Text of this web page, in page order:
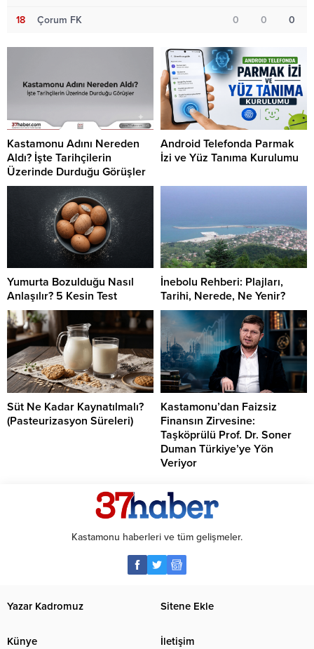
18 Çorum FK 0 0 0
Kastamonu Adını Nereden
Aldı? İşte Tarihçilerin
Üzerinde Durduğu Görüşler
Android Telefonda Parmak
İzi ve Yüz Tanıma Kurulumu
Yumurta Bozulduğu Nasıl
Anlaşılır? 5 Kesin Test
İnebolu Rehberi: Plajları,
Tarihi, Nerede, Ne Yenir?
Süt Ne Kadar Kaynatılmalı?
(Pasteurizasyon Süreleri)
Kastamonu’dan Faizsiz
Finansın Zirvesine:
Taşköprülü Prof. Dr. Soner
Duman Türkiye’ye Yön
Veriyor
Kastamonu haberleri ve tüm gelişmeler.
Yazar Kadromuz Sitene Ekle
Künye İletişim